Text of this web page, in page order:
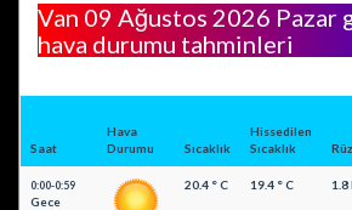
Van 09 Ağustos 2026 Pazar
hava durumu tahminleri
Saat
Hava
Durumu
Sıcaklık
Hissedilen
Sıcaklık
0:00-0:59
Gece
20.4 ° C 19.4 ° C